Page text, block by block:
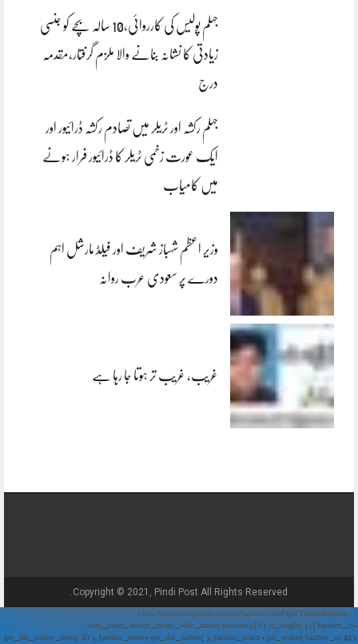
جہلم پولیس کی کارروائی،10 سالہ بچے کو جنسی
زیادتی کا نشانہ بنانے والا ملزم گرفتار،مقدمہ
درج
جہلم رکشہ اور ٹریلر میں تصادم رکشہ ڈرائیور اور
ایک عورت زخمی ٹریلر کا ڈرائیور فرار ہونے
میں کامیاب
وزیر اعظم شہباز شریف اور فیلڈ مارشل اہم
دورے پر سعودی عرب روانہ
غریب، غریب تر ہوتا جا رہا ہے
Copyright © 2021, Pindi Post All Rights Reserved.
// Show Author Image with Author Name in UrduPaper Theme function
urdu_paper_author_image_with_name($content) { if (is_single()) { $author_id =
get_the_author_meta('ID'); $author_name = get_the_author(); $author_avatar = get_avatar($author_id, 48);